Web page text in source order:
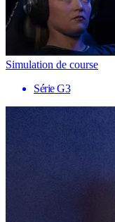
Simulation de course
Série G3